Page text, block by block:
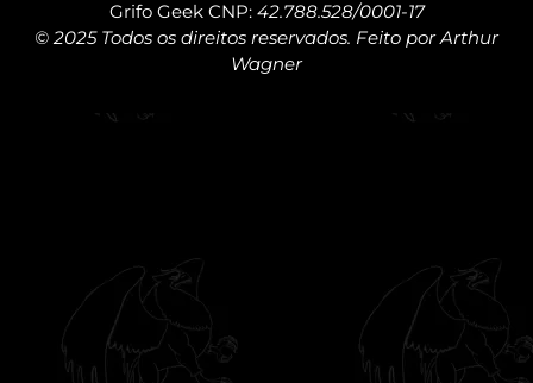
Grifo Geek CNP: 42.788.528/0001-17
© 2025 Todos os direitos reservados. Feito por Arthur
Wagner